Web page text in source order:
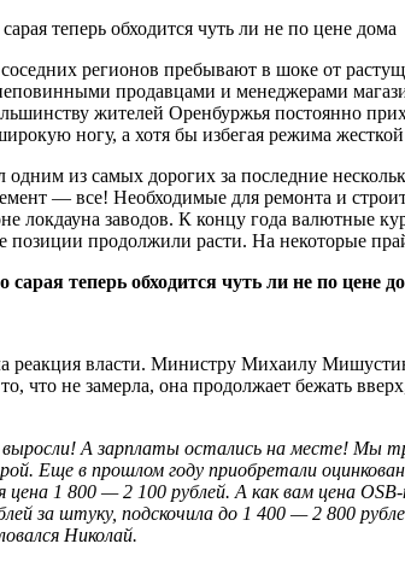
регионов пребывают в шоке от
продавцами и менеджерами
жителей Оренбуржья постоянно
ногу, а хотя бы избегая режима
одним из самых дорогих за последние
— все! Необходимые для ремонта и
локдауна заводов. К концу года валютные
продолжили расти. На некоторые
реакция власти. Министру Михаилу
что не замерла, она продолжает бежать
А зарплаты остались на месте! Мы
Еще в прошлом году приобретали
цена 1 800 — 2 100 рублей. А как вам цена
за штуку, подскочила до 1 400 — 2 800
Николай.